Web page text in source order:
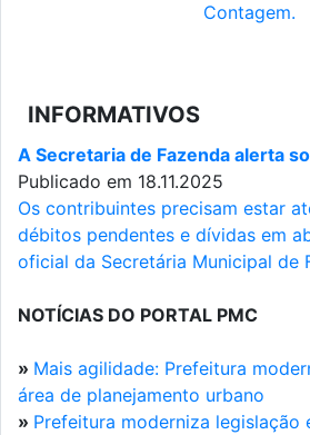
Contagem.
INFORMATIVOS
A Secretaria de Fazenda alerta
Publicado em 18.11.2025
Os contribuintes precisam estar
débitos pendentes e dívidas em
oficial da Secretária Municipal de
NOTÍCIAS DO PORTAL PMC
» Mais agilidade: Prefeitura
área de planejamento urbano
» Prefeitura moderniza legislação